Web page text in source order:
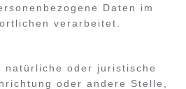
Daten im
verarbeitet.
natürliche oder juristische
oder andere Stelle,